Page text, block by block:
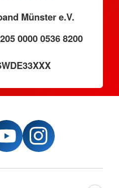
Münster e.V.
0000 0536 8200